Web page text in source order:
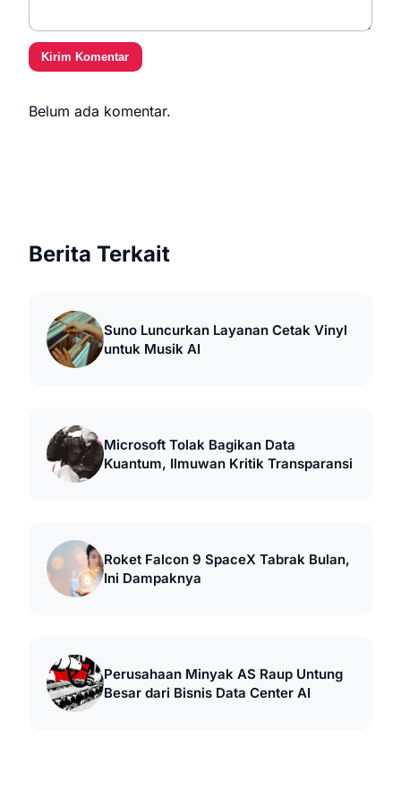
Kirim Komentar
Belum ada komentar.
Berita Terkait
Suno Luncurkan Layanan Cetak Vinyl
untuk Musik AI
Microsoft Tolak Bagikan Data
Kuantum, Ilmuwan Kritik Transparansi
Roket Falcon 9 SpaceX Tabrak Bulan,
Ini Dampaknya
Perusahaan Minyak AS Raup Untung
Besar dari Bisnis Data Center AI